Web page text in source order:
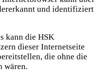
und identifiziert
kann die HSK
dieser Internetseite
die ohne die
wären.